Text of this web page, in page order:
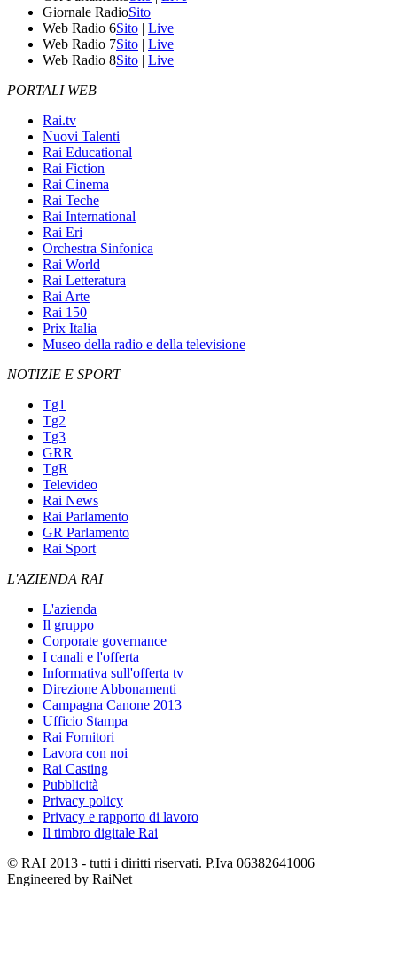
Giornale RadioSito
Web Radio 6Sito | Live
Web Radio 7Sito | Live
Web Radio 8Sito | Live
PORTALI WEB
Rai.tv
Nuovi Talenti
Rai Educational
Rai Fiction
Rai Cinema
Rai Teche
Rai International
Rai Eri
Orchestra Sinfonica
Rai World
Rai Letteratura
Rai Arte
Rai 150
Prix Italia
Museo della radio e della televisione
NOTIZIE E SPORT
Tg1
Tg2
Tg3
GRR
TgR
Televideo
Rai News
Rai Parlamento
GR Parlamento
Rai Sport
L'AZIENDA RAI
L'azienda
Il gruppo
Corporate governance
I canali e l'offerta
Informativa sull'offerta tv
Direzione Abbonamenti
Campagna Canone 2013
Ufficio Stampa
Rai Fornitori
Lavora con noi
Rai Casting
Pubblicità
Privacy policy
Privacy e rapporto di lavoro
Il timbro digitale Rai
© RAI 2013 - tutti i diritti riservati. P.Iva 06382641006
Engineered by RaiNet